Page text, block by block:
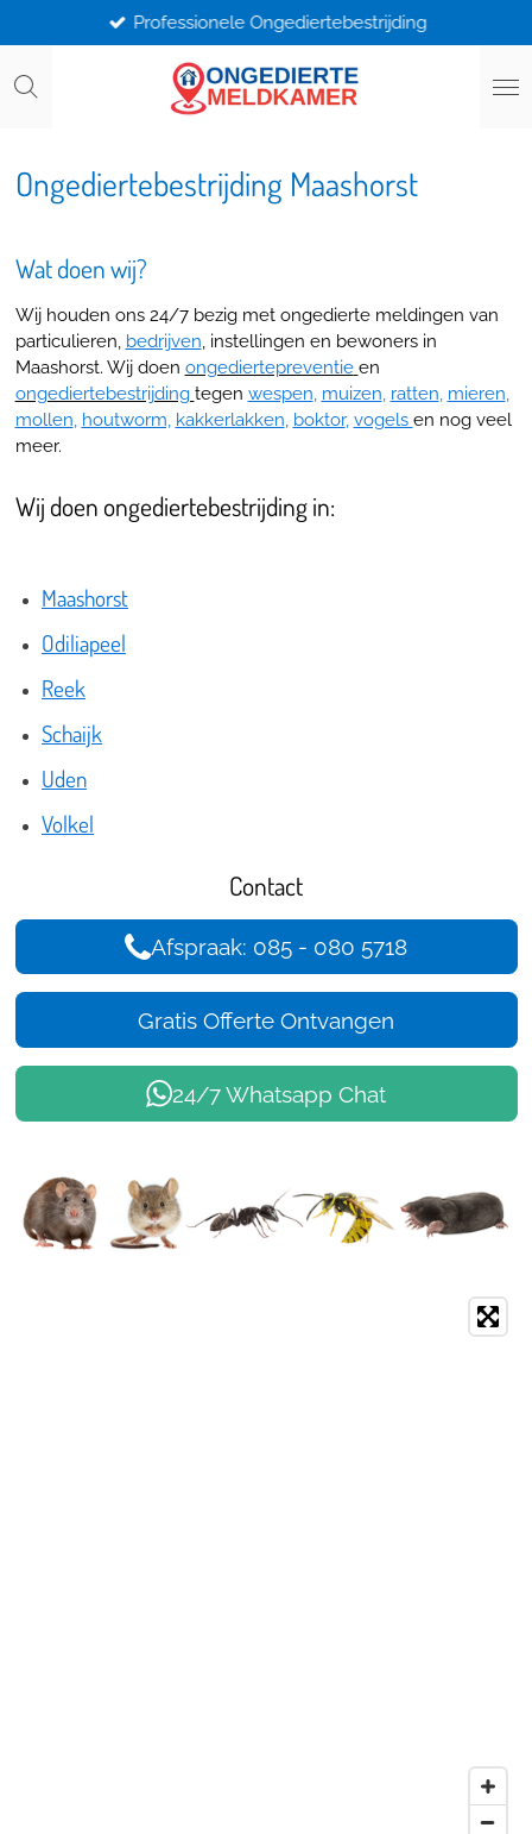
direct
naar
Professionele Ongediertebestrijding
Ongediertebestrijding Maashorst
Wat doen wij?
Wij houden ons 24/7 bezig met ongedierte meldingen van
particulieren, bedrijven, instellingen en bewoners in
Maashorst. Wij doen ongediertepreventie en
ongediertebestrijding tegen wespen, muizen, ratten, mieren,
mollen, houtworm, kakkerlakken, boktor, vogels en nog veel
meer.
Wij doen ongediertebestrijding in:
Maashorst
Odiliapeel
Reek
Schaijk
Uden
Volkel
Contact
Afspraak: 085 - 080 5718
Gratis Offerte Ontvangen
24/7 Whatsapp Chat